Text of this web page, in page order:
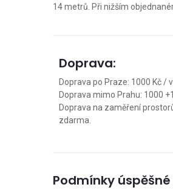
14 metrů. Při nižším
Doprava:
Doprava po Praze: 1000 Kč /
Doprava mimo Prahu: 1000
Doprava na zaměření
zdarma.
Podmínky